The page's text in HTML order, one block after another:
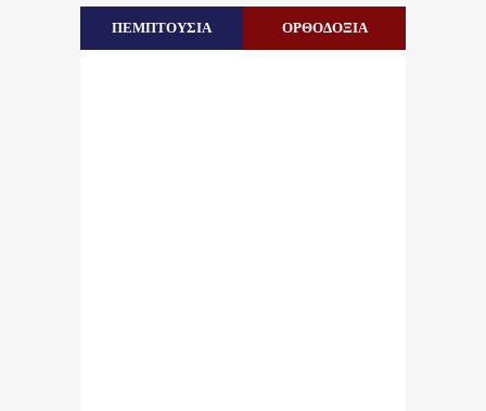
ΠΕΜΠΤΟΥΣΙΑ ΟΡΘΟΔΟΞΙΑ